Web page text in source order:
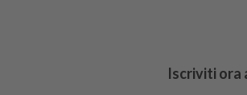
Iscriviti ora